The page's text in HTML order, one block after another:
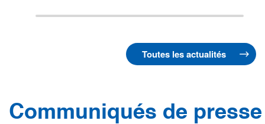
Toutes les actualités
Communiqués de presse